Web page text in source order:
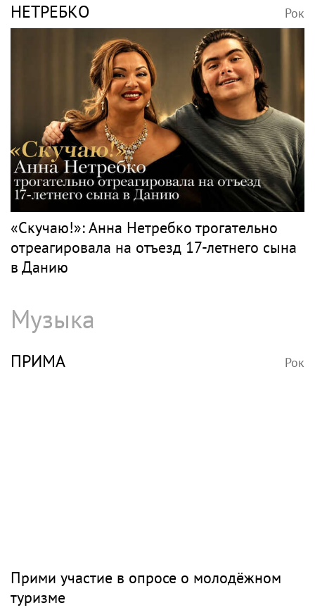
НЕТРЕБКО Рок
«Скучаю!»: Анна Нетребко трогательно
отреагировала на отъезд 17-летнего сына
в Данию
Музыка
ПРИМА Рок
Прими участие в опросе о молодёжном
туризме